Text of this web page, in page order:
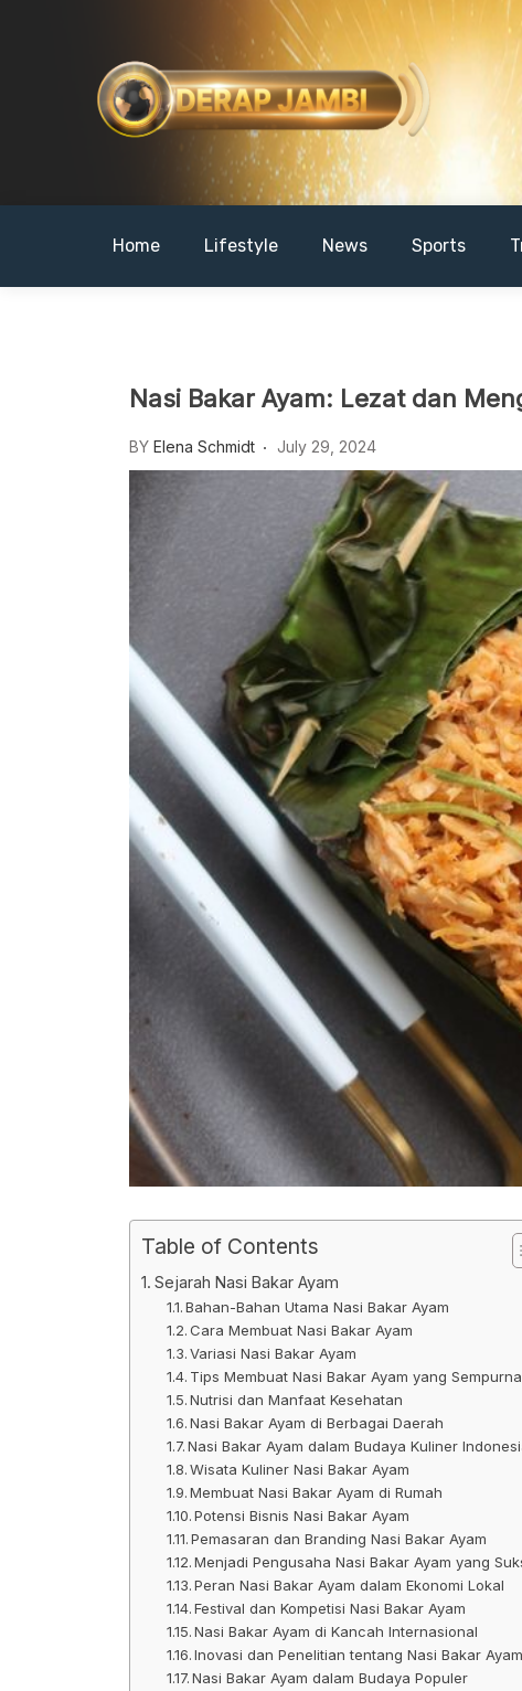
DERAPJAMBI
Home Lifestyle News Sports
Nasi Bakar Ayam: Lezat dan
BY Elena Schmidt July 29, 2024
Table of Contents
Sejarah Nasi Bakar Ayam
Bahan-Bahan Utama Nasi Bakar Ayam
Cara Membuat Nasi Bakar Ayam
Variasi Nasi Bakar Ayam
Tips Membuat Nasi Bakar Ayam yang Sempurna
Nutrisi dan Manfaat Kesehatan
Nasi Bakar Ayam di Berbagai Daerah
Nasi Bakar Ayam dalam Budaya Kuliner
Wisata Kuliner Nasi Bakar Ayam
Membuat Nasi Bakar Ayam di Rumah
Potensi Bisnis Nasi Bakar Ayam
Pemasaran dan Branding Nasi Bakar Ayam
Menjadi Pengusaha Nasi Bakar Ayam yang
Peran Nasi Bakar Ayam dalam Ekonomi Lokal
Festival dan Kompetisi Nasi Bakar Ayam
Nasi Bakar Ayam di Kancah Internasional
Inovasi dan Penelitian tentang Nasi Bakar Ayam
Nasi Bakar Ayam dalam Budaya Populer